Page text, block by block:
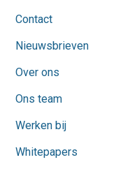
Contact
Nieuwsbrieven
Over ons
Ons team
Werken bij
Whitepapers